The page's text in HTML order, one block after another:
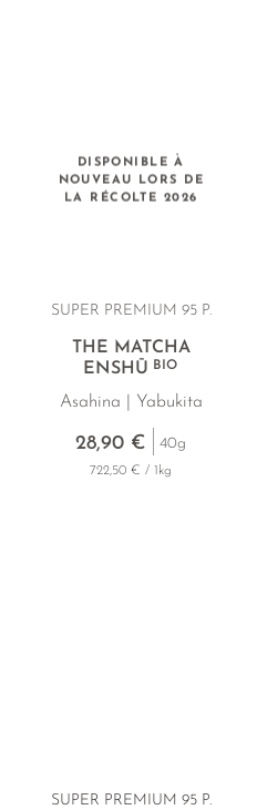
DISPONIBLE À
NOUVEAU LORS DE
LA RÉCOLTE 2026
SUPER PREMIUM 95 P.
THÉ MATCHA
ENSHŪBIO
Asahina | Yabukita
28,90 € 40g
722,50 € / 1kg
SUPER PREMIUM 95 P.